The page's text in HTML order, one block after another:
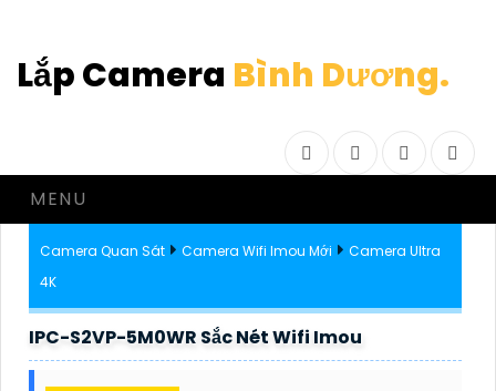
Lắp Camera Bình Dương.
FacebookTwitter Instagram
MENU
Camera Quan Sát Camera Wifi Imou Mới
Camera Ultra
4K
IPC-S2VP-5M0WR Sắc Nét Wifi Imou